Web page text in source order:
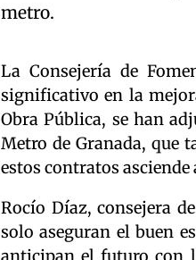
metro.
La Consejería de
significativo en la
Obra Pública, se han
Metro de Granada, que
estos contratos asciende
Rocío Díaz, consejera
solo aseguran el buen